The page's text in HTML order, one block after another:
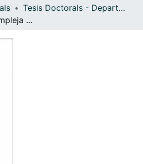
Navega per tot el DD
Tesis Doctorals - Departament - Matemàtica Aplicada i Anàlisi
Interpolación compleja de operadores lineales